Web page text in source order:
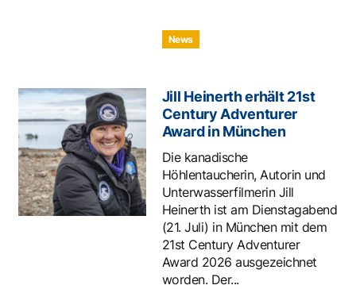
News
Jill Heinerth erhält 21st
Century Adventurer
Award in München
Die kanadische
Höhlentaucherin, Autorin und
Unterwasserfilmerin Jill
Heinerth ist am Dienstagabend
(21. Juli) in München mit dem
21st Century Adventurer
Award 2026 ausgezeichnet
worden. Der...